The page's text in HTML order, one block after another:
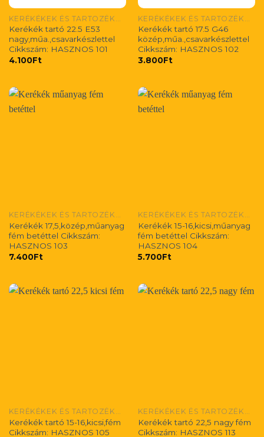
Kerékék tartó 22.5 E53
nagy,műa.,csavarkészlettel
Cikkszám: HASZNOS 101
4.100Ft
Kerékék tartó 17.5 G46
közép,műa.,csavarkészlettel
Cikkszám: HASZNOS 102
3.800Ft
KERÉKÉKEK ÉS TARTOZÉKAIK
Kerékék 17,5,közép,műanyag
fém betéttel Cikkszám:
HASZNOS 103
7.400Ft
KERÉKÉKEK ÉS TARTOZÉKAIK
Kerékék 15-16,kicsi,műanyag
fém betéttel Cikkszám:
HASZNOS 104
5.700Ft
KERÉKÉKEK ÉS TARTOZÉKAIK
Kerékék tartó 15-16,kicsi,fém
Cikkszám: HASZNOS 105
KERÉKÉKEK ÉS TARTOZÉKAIK
Kerékék tartó 22,5 nagy fém
Cikkszám: HASZNOS 113